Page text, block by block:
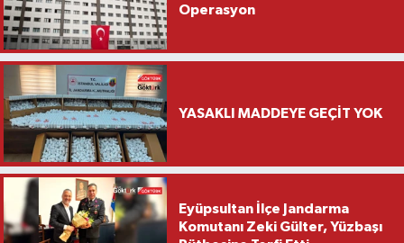
Operasyon
YASAKLI MADDEYE GEÇİT YOK
Eyüpsultan İlçe Jandarma
Komutanı Zeki Gülter, Yüzbaşı